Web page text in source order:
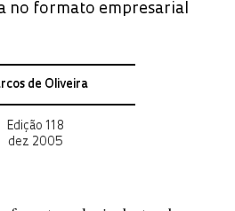
no formato empresarial
de Oliveira
Edição 118
dez 2005